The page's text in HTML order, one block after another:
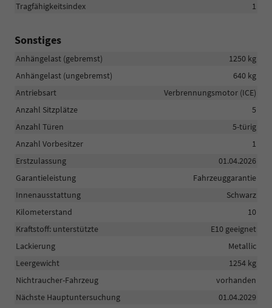
Tragfähigkeitsindex
1
Sonstiges
Anhängelast (gebremst)
1250 kg
Anhängelast (ungebremst)
640 kg
Antriebsart
Verbrennungsmotor (ICE)
Anzahl Sitzplätze
5
Anzahl Türen
5-türig
Anzahl Vorbesitzer
1
Erstzulassung
01.04.2026
Garantieleistung
Fahrzeuggarantie
Innenausstattung
Schwarz
Kilometerstand
10
Kraftstoff: unterstützte
E10 geeignet
Lackierung
Metallic
Leergewicht
1254 kg
Nichtraucher-Fahrzeug
vorhanden
Nächste Hauptuntersuchung
01.04.2029